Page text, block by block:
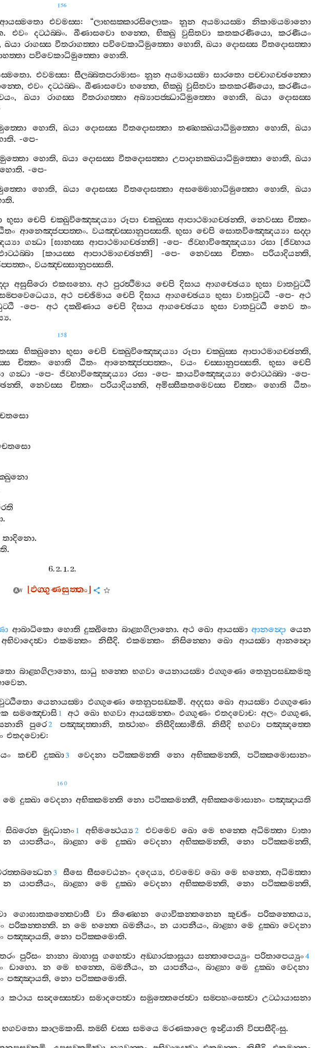
156
ආයස‍්මතො එවමස‍්ස: “ලාභසක‍්කාරසිලොකං නූන අයමායස‍්මා
නිකාමයමානො
. එවං දට‍්ඨබ‍්බං. ඛීණාසවො භන‍්තෙ, භික‍්ඛු වුසිතවා කතකරණීයො, කරණීයං
ඛයා රාගස‍්ස වීතරාගත‍්තා පවිවෙකාධිමුත‍්තො හොති,ඛයා දොසස‍්ස වීතදොසත‍්තා
පවිවෙකාධිමුත‍්තො හොති.
. එවමස‍්ස:සීලබ‍්බතපරාමාසං නූන අයමායස‍්මා සාරතො පච‍්චාගච‍්ඡන‍්තො
,එවං දට‍්ඨබ‍්බං. ඛීණාසවො භන‍්තෙ, භික‍්ඛු වුසිතවා කතකරණීයො,කරණීයං
, ඛයා රාගස‍්ස වීතරාගත‍්තා අබ්‍යාපජ‍්ඣාධිමුත‍්තො හොති, ඛයා
දොසස‍්ස
හොති,ඛයා දොසස‍්ස වීතදොසත‍්තා තණ‍්හක‍්ඛයාධිමුත‍්තො හොති,ඛයා
. -පෙ-
හොති,ඛයා දොසස‍්ස වීතදොසත‍්තා උපාදානක‍්ඛයාධිමුත‍්තො හොති,ඛයා
හොති. -පෙ-
හොති,ඛයා දොසස‍්ස වීතදොසත‍්තා අසම‍්මොහාධිමුත‍්තො හොති, ඛයා
.
භුසා චෙපි චක‍්ඛුවිඤ‍්ඤෙය්‍යා රූපා චක‍්ඛුස‍්ස ආපාථමාගච‍්ඡන‍්ති,නෙවස‍්ස චිත‍්තං
ආනෙඤ‍්ජප‍්පත‍්තං.වයඤ‍්චස‍්සානුපස‍්සති.භුසා චෙපි සොතවිඤ‍්ඤෙය්‍යා සද‍්දා
ගන්‍ධා [ඝානස‍්ස ආපාථමාගච‍්ඡන‍්ති] -පෙ- ජිව‍්හාවිඤ‍්ඤෙය්‍යා රසා [ජිව‍්හාය
[කායස‍්ස ආපාථමාගච‍්ඡන‍්ති] -පෙ- නෙවස‍්ස චිත‍්තං පරියාදියන‍්ති,
, වයඤ‍්චස‍්සානුපස‍්සති.
අසුසිරො එකඝනො.අථ පුරත්‍ථිමාය චෙපි දිසාය ආගච‍්ඡෙය්‍ය භුසා වාතවුට‍්ඨි
,අථ පච‍්ඡිමාය චෙපි දිසාය ආගච‍්ඡෙය්‍ය භුසා වාතවුට‍්ඨි -පෙ-අථ
-පෙ- අථ දක‍්ඛිණාය චෙපි දිසාය ආගච‍්ඡෙය්‍ය භුසා වාතවුට‍්ඨි නෙව
තං
.
158
භික‍්ඛුනො භුසා චෙපි චක‍්ඛුවිඤ‍්ඤෙය්‍යා රූපා චක‍්ඛුස‍්ස ආපාථමාගච‍්ඡන‍්ති,
චිත‍්තං හොති ඨිතං ආනෙඤ‍්ජප‍්පත‍්තං, වයං චස‍්සානුපස‍්සති. භුසා
චෙපි
ගන්‍ධා -පෙ- ජිව‍්හාවිඤ‍්ඤෙය්‍යා රසා-පෙ-කායවිඤ‍්ඤෙය්‍යා ඵොට‍්ඨබ‍්බා -පෙ-
,නෙවස‍්ස චිත‍්තං පරියාදියන‍්ති,අමිස‍්සීකතමෙවස‍්ස චිත‍්තං හොති
ඨිතං
.
තාදිනො.
ති.
6. 2. 1. 2.
[ඵග‍්ගුණසුත‍්තං]
ආබාධිකො හොති දුක‍්ඛිතො බාළ‍්හගිලානො. අථ ඛො ආයස‍්මා ආනන්‍දො යෙන
අභිවාදෙත්‍වා එකමන‍්තං නිසීදි.එකමන‍්තං නිසින‍්නො ඛො ආයස‍්මා
ආනන්‍දො
බාළ‍්හගිලානො,සාධු භන‍්තෙ භගවා යෙනායස‍්මා ඵග‍්ගුණො තෙනුපසඞ‍්කමතු
.
යෙනායස‍්මා ඵග‍්ගුණො තෙනුපසඞ‍්කමි.අද‍්දසා ඛො ආයස‍්මා ඵග‍්ගුණො
සමඤ‍්චොසි 1 අථ ඛො භගවා ආයස‍්මන‍්තං ඵග‍්ගුණං එතදවොච: අලං ඵග‍්ගුණ,
පුරෙ2 පඤ‍්ඤත‍්තානි, තත්‍ථාහං නිසීදිස‍්සාමීති.නිසීදි භගවා
පඤ‍්ඤත‍්තෙ
එතදවොච:
කච‍්චි දුක‍්ඛා3 වෙදනා පටික‍්කමන‍්ති නො අභික‍්කමන‍්ති, පටික‍්කමොසානං
160
මෙ දුක‍්ඛා වෙදනා අභික‍්කමන‍්ති නො පටික‍්කමන‍්තී,අභික‍්කමොසානං පඤ‍්ඤායති
සිඛරෙන මුද‍්ධානං 1 අභිමන්‍ථෙය්‍ය 2 එවමෙව ඛො මෙ භන‍්තෙ අධිමත‍්තා වාතා
න යාපනීයං, බාළ‍්හා මෙ දුක‍්ඛා වෙදනා අභික‍්කමන‍්ති, නො පටික‍්කමන‍්ති,
3 සීසෙ සීසවෙඨනං දදෙය්‍ය, එවමෙව ඛො මෙ භන‍්තෙ,අධිමත‍්තා
න යාපනීයං, බාළ‍්හා මෙ දුක‍්ඛා වෙදනා අභික‍්කමන‍්ති, නො පටික‍්කමන‍්ති,
ගොඝාතකන‍්තෙවාසී වා තිණ‍්හෙන ගොවිකන‍්තනෙන කුච‍්ඡිං පරිකන‍්තෙය්‍ය,
පරිකන‍්තන‍්ති. න මෙ භන‍්තෙ ඛමනීයං,න යාපනීයං,බාළ‍්හා මෙ දුක‍්ඛා වෙදනා
පඤ‍්ඤායති, නො පටික‍්කමොති.
පුරිසං නානා බාහාසු ගහෙත්‍වා අඞ‍්ගාරකාසුයා සන‍්තාපෙය්‍යුං පරිතාපෙය්‍යුං4
ඩාහො. න මෙ භන‍්තෙ, ඛමනීයං,න යාපනීයං, බාළ‍්හා මෙ දුක‍්ඛා
වෙදනා
පඤ‍්ඤායති, නො පටික‍්කමොති.
කථාය සන්‍දස‍්සෙත්‍වා සමාදපෙත්‍වා සමුත‍්තෙජෙත්‍වා සම‍්පහංසෙත්‍වා උට‍්ඨායාසනා
භගවතො කාලමකාසි. තම‍්හි චස‍්ස සමයෙ මරණකාලෙ ඉන්‍ද්‍රියානි විප‍්පසීදිංසු.